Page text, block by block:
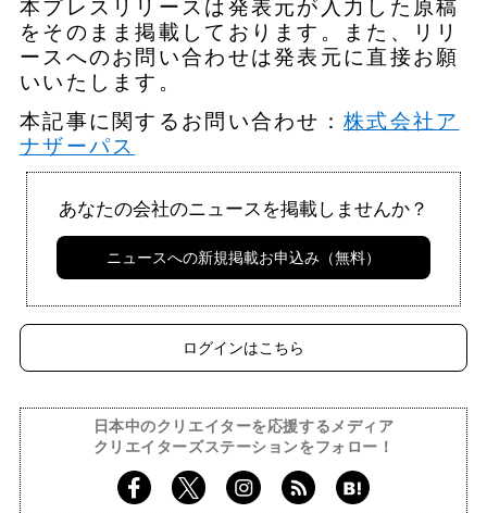
本プレスリリースは発表元が入力した原稿
をそのまま掲載しております。また、リリ
ースへのお問い合わせは発表元に直接お願
いいたします。
本記事に関するお問い合わせ：株式会社ア
ナザーパス
あなたの会社のニュースを掲載しませんか？
ニュースへの新規掲載お申込み（無料）
ログインはこちら
日本中のクリエイターを応援するメディア
クリエイターズステーションをフォロー！